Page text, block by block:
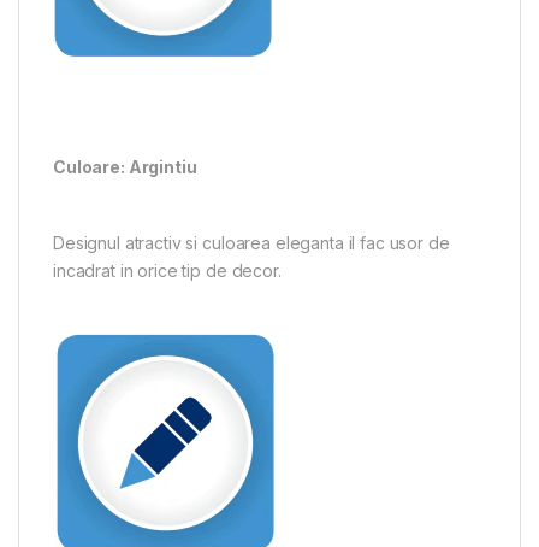
Culoare: Argintiu
Designul atractiv si culoarea eleganta il fac usor de
incadrat in orice tip de decor.